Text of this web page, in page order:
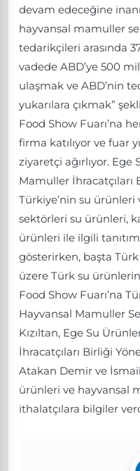
devam edeceğine
hayvansal mamuller
tedarikçileri arasında
vadede ABD’ye 500
ulaşmak ve ABD’nin
yukarılara çıkmak”
Food Show Fuarı’na
firma katılıyor ve fuar
ziyaretçi ağırlıyor.
Mamuller İhracatçıları
Türkiye’nin su
sektörleri su ürünleri,
ürünleri ile ilgili
gösterirken, başta
üzere Türk su
Food Show Fuarı’na
Hayvansal Mamuller
Kızıltan, Ege Su
İhracatçıları Birliği
Atakan Demir ve
ürünleri ve hayvansal
ithalatçılara bilgiler